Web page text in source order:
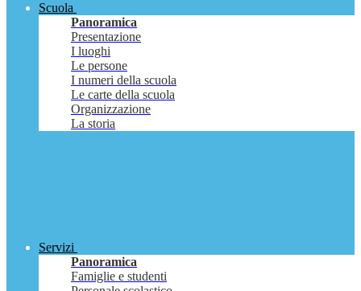
Scuola
Panoramica
Presentazione
I luoghi
Le persone
I numeri della scuola
Le carte della scuola
Organizzazione
La storia
Servizi
Panoramica
Famiglie e studenti